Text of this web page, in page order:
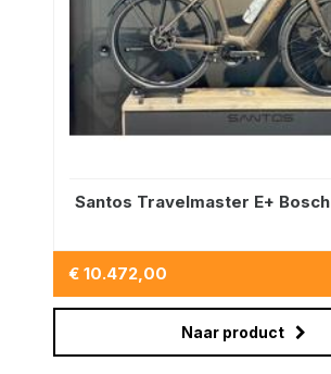
Santos Travelmaster E+ Bosch
€ 10.472,00
Naar product